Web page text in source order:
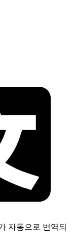
자동으로 번역되